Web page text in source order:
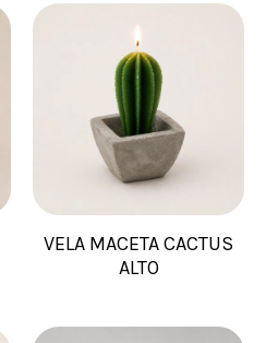
VELA MACETA CACTUS
ALTO